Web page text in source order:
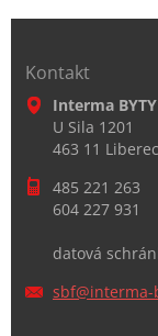
Kontakt
Interma
U Sila 1201
463 11
485 221 263
604 227 931
datová
sbf@interma-